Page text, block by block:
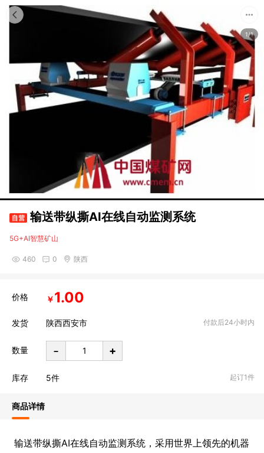
1/1
输送带纵撕AI在线自动监测系统
5G+AI智慧矿山
460 0 陕西
价格 ￥1.00
发货 陕西西安市 付款后24小时内
数量 - +
库存 5件 起订1件
商品详情
输送带纵撕AI在线自动监测系统，采用世界上领先的机器